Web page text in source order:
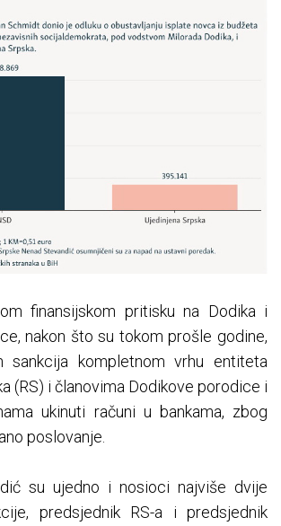
finansijskom pritisku na Dodika i
nakon što su tokom prošle godine,
sankcija kompletnom vrhu entiteta
(RS) i članovima Dodikove porodice i
ukinuti računi u bankama, zbog
poslovanje.
su ujedno i nosioci najviše dvije
predsjednik RS-a i predsjednik